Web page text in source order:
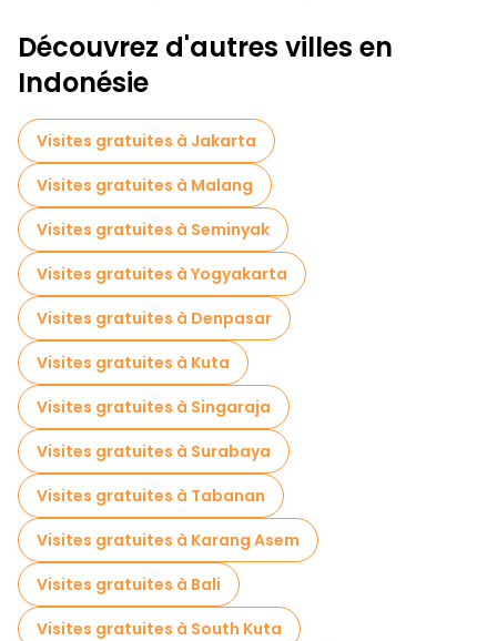
Activités sportives à Ubud
Visites de dégustation locales à Ubud
Excursions d'une journée gratuites à Ubud
Tours à vélo à Ubud
Visites gastronomiques à Ubud
Visites gratuites à proximité Ceking Rice Terrace
Visites gratuites à proximité Pura Tirta Empul
Visites gratuites à proximité Tegenungan Waterfall
Découvrez d'autres villes en
Indonésie
Visites gratuites à Jakarta
Visites gratuites à Malang
Visites gratuites à Seminyak
Visites gratuites à Yogyakarta
Visites gratuites à Denpasar
Visites gratuites à Kuta
Visites gratuites à Singaraja
Visites gratuites à Surabaya
Visites gratuites à Tabanan
Visites gratuites à Karang Asem
Visites gratuites à Bali
Visites gratuites à South Kuta